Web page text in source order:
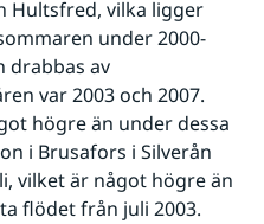
Hultsfred, vilka ligger
under 2000-
drabbas av
var 2003 och 2007.
högre än under dessa
i Brusafors i Silverån
vilket är något högre än
flödet från juli 2003.